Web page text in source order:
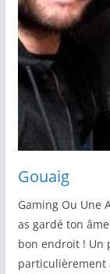
Gouaig
Gaming Ou Une
as gardé ton âme
bon endroit ! Un
particulièrement